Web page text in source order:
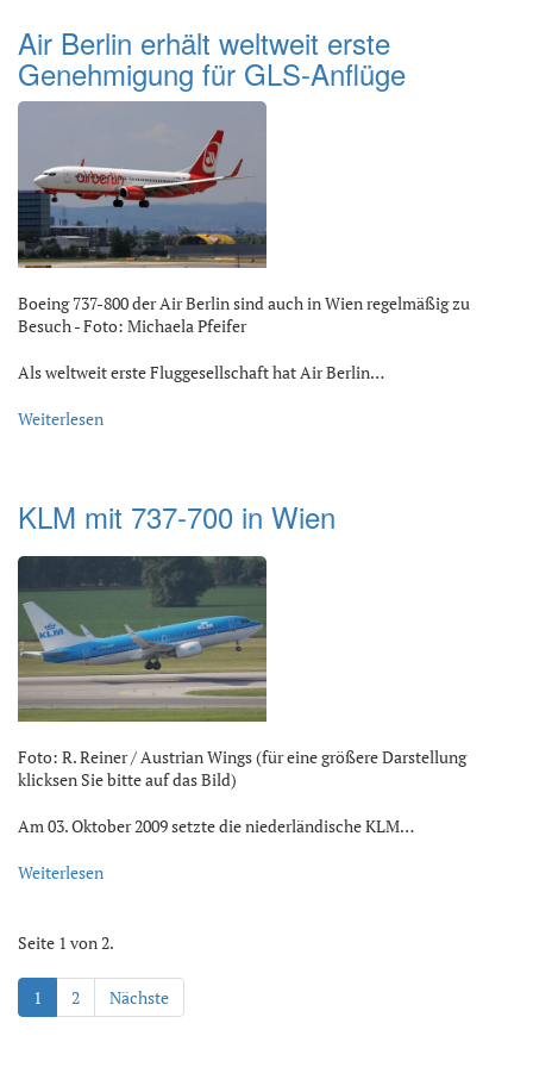
Air Berlin erhält weltweit erste
Genehmigung für GLS-Anflüge
Boeing 737-800 der Air Berlin sind auch in Wien regelmäßig zu
Besuch - Foto: Michaela Pfeifer
Als weltweit erste Fluggesellschaft hat Air Berlin…
Weiterlesen
KLM mit 737-700 in Wien
Foto: R. Reiner / Austrian Wings (für eine größere Darstellung
klicksen Sie bitte auf das Bild)
Am 03. Oktober 2009 setzte die niederländische KLM…
Weiterlesen
Seite 1 von 2.
1 2 Nächste